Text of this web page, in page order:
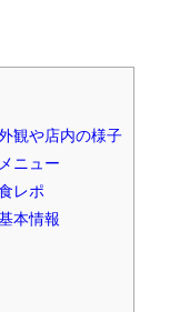
観や店内の様子
ニュー
レポ
本情報